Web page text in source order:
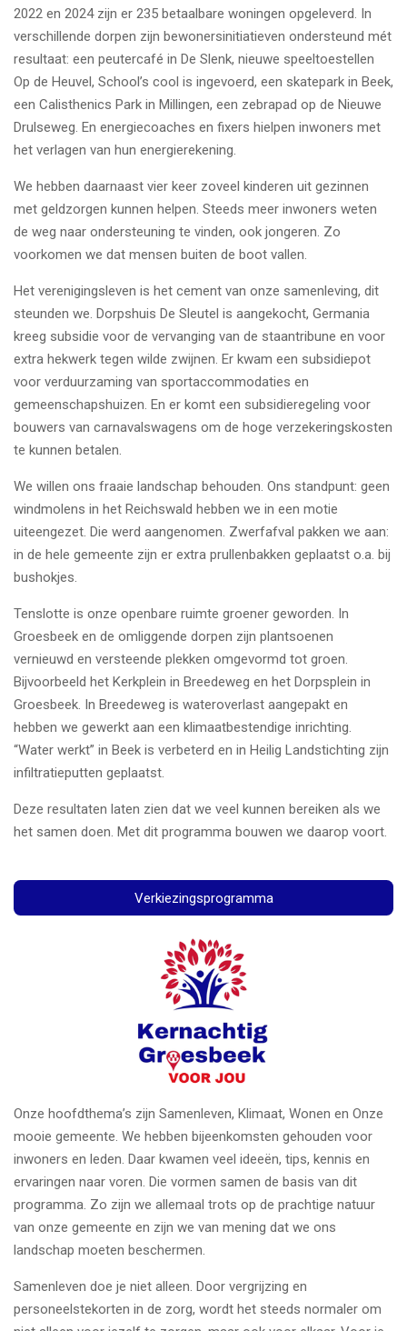
2022 en 2024 zijn er 235 betaalbare woningen opgeleverd. In
verschillende dorpen zijn bewonersinitiatieven ondersteund mét
resultaat: een peutercafé in De Slenk, nieuwe speeltoestellen
Op de Heuvel, School’s cool is ingevoerd, een skatepark in Beek,
een Calisthenics Park in Millingen, een zebrapad op de Nieuwe
Drulseweg. En energiecoaches en fixers hielpen inwoners met
het verlagen van hun energierekening.
We hebben daarnaast vier keer zoveel kinderen uit gezinnen
met geldzorgen kunnen helpen. Steeds meer inwoners weten
de weg naar ondersteuning te vinden, ook jongeren. Zo
voorkomen we dat mensen buiten de boot vallen.
Het verenigingsleven is het cement van onze samenleving, dit
steunden we. Dorpshuis De Sleutel is aangekocht, Germania
kreeg subsidie voor de vervanging van de staantribune en voor
extra hekwerk tegen wilde zwijnen. Er kwam een subsidiepot
voor verduurzaming van sportaccommodaties en
gemeenschapshuizen. En er komt een subsidieregeling voor
bouwers van carnavalswagens om de hoge verzekeringskosten
te kunnen betalen.
We willen ons fraaie landschap behouden. Ons standpunt: geen
windmolens in het Reichswald hebben we in een motie
uiteengezet. Die werd aangenomen. Zwerfafval pakken we aan:
in de hele gemeente zijn er extra prullenbakken geplaatst o.a. bij
bushokjes.
Tenslotte is onze openbare ruimte groener geworden. In
Groesbeek en de omliggende dorpen zijn plantsoenen
vernieuwd en versteende plekken omgevormd tot groen.
Bijvoorbeeld het Kerkplein in Breedeweg en het Dorpsplein in
Groesbeek. In Breedeweg is wateroverlast aangepakt en
hebben we gewerkt aan een klimaatbestendige inrichting.
“Water werkt” in Beek is verbeterd en in Heilig Landstichting zijn
infiltratieputten geplaatst.
Deze resultaten laten zien dat we veel kunnen bereiken als we
het samen doen. Met dit programma bouwen we daarop voort.
Verkiezingsprogramma
Onze hoofdthema’s zijn Samenleven, Klimaat, Wonen en Onze
mooie gemeente. We hebben bijeenkomsten gehouden voor
inwoners en leden. Daar kwamen veel ideeën, tips, kennis en
ervaringen naar voren. Die vormen samen de basis van dit
programma. Zo zijn we allemaal trots op de prachtige natuur
van onze gemeente en zijn we van mening dat we ons
landschap moeten beschermen.
Samenleven doe je niet alleen. Door vergrijzing en
personeelstekorten in de zorg, wordt het steeds normaler om